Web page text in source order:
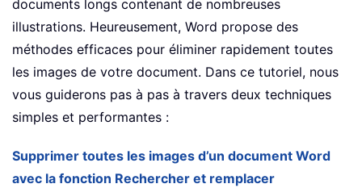
documents longs contenant de nombreuses
illustrations. Heureusement, Word propose des
méthodes efficaces pour éliminer rapidement toutes
les images de votre document. Dans ce tutoriel, nous
vous guiderons pas à pas à travers deux techniques
simples et performantes :
Supprimer toutes les images d’un document Word
avec la fonction Rechercher et remplacer